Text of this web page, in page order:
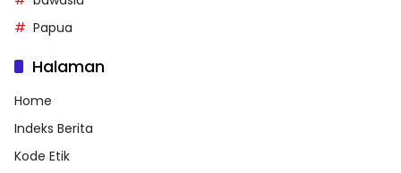
Papua
Halaman
Home
Indeks Berita
Kode Etik